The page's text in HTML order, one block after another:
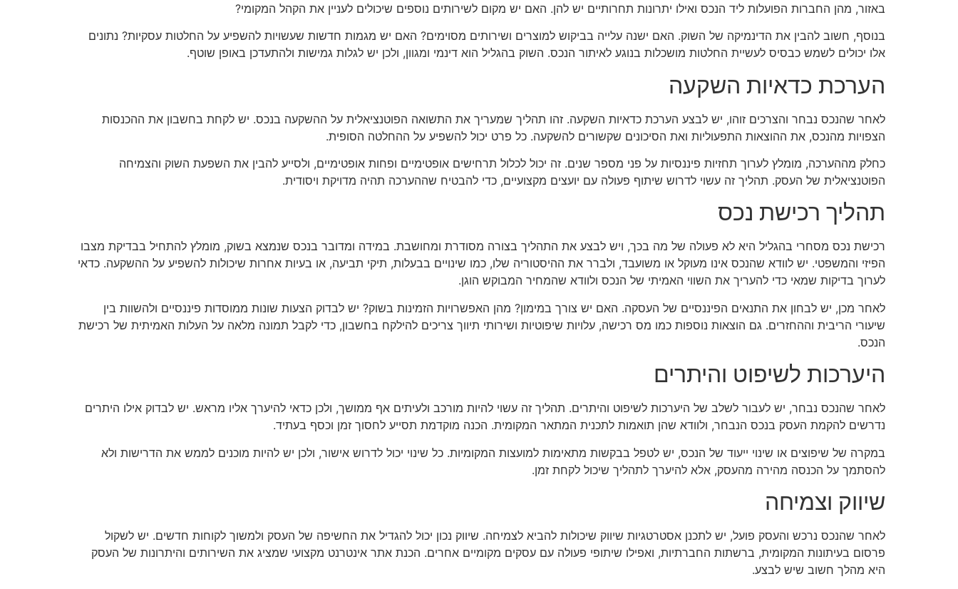
באזור, מהן החברות הפועלות ליד הנכס ואילו יתרונות תחרותיים יש להן. האם יש מקום לשירותים נוספים שיכולים לעניין את הקהל המקומי?
בנוסף, חשוב להבין את הדינמיקה של השוק. האם ישנה עלייה בביקוש למוצרים ושירותים מסוימים? האם יש מגמות חדשות שעשויות להשפיע על החלטות עסקיות? נתונים
אלו יכולים לשמש כבסיס לעשיית החלטות מושכלות בנוגע לאיתור הנכס. השוק בהגליל הוא דינמי ומגוון, ולכן יש לגלות גמישות ולהתעדכן באופן שוטף.
הערכת כדאיות השקעה
לאחר שהנכס נבחר והצרכים זוהו, יש לבצע הערכת כדאיות השקעה. זהו תהליך שמעריך את התשואה הפוטנציאלית על ההשקעה בנכס. יש לקחת בחשבון את ההכנסות
הצפויות מהנכס, את ההוצאות התפעוליות ואת הסיכונים שקשורים להשקעה. כל פרט יכול להשפיע על ההחלטה הסופית.
כחלק מההערכה, מומלץ לערוך תחזיות פיננסיות על פני מספר שנים. זה יכול לכלול תרחישים אופטימיים ופחות אופטימיים, ולסייע להבין את השפעת השוק והצמיחה
הפוטנציאלית של העסק. תהליך זה עשוי לדרוש שיתוף פעולה עם יועצים מקצועיים, כדי להבטיח שההערכה תהיה מדויקת ויסודית.
תהליך רכישת נכס
רכישת נכס מסחרי בהגליל היא לא פעולה של מה בכך, ויש לבצע את התהליך בצורה מסודרת ומחושבת. במידה ומדובר בנכס שנמצא בשוק, מומלץ להתחיל בבדיקת מצבו
הפיזי והמשפטי. יש לוודא שהנכס אינו מעוקל או משועבד, ולברר את ההיסטוריה שלו, כמו שינויים בבעלות, תיקי תביעה, או בעיות אחרות שיכולות להשפיע על ההשקעה. כדאי
לערוך בדיקות שמאי כדי להעריך את השווי האמיתי של הנכס ולוודא שהמחיר המבוקש הוגן.
לאחר מכן, יש לבחון את התנאים הפיננסיים של העסקה. האם יש צורך במימון? מהן האפשרויות הזמינות בשוק? יש לבדוק הצעות שונות ממוסדות פיננסיים ולהשוות בין
שיעורי הריבית וההחזרים. גם הוצאות נוספות כמו מס רכישה, עלויות שיפוטיות ושירותי תיווך צריכים להילקח בחשבון, כדי לקבל תמונה מלאה על העלות האמיתית של רכישת
הנכס.
היערכות לשיפוט והיתרים
לאחר שהנכס נבחר, יש לעבור לשלב של היערכות לשיפוט והיתרים. תהליך זה עשוי להיות מורכב ולעיתים אף ממושך, ולכן כדאי להיערך אליו מראש. יש לבדוק אילו היתרים
נדרשים להקמת העסק בנכס הנבחר, ולוודא שהן תואמות לתכנית המתאר המקומית. הכנה מוקדמת תסייע לחסוך זמן וכסף בעתיד.
במקרה של שיפוצים או שינוי ייעוד של הנכס, יש לטפל בבקשות מתאימות למועצות המקומיות. כל שינוי יכול לדרוש אישור, ולכן יש להיות מוכנים לממש את הדרישות ולא
להסתמך על הכנסה מהירה מהעסק, אלא להיערך לתהליך שיכול לקחת זמן.
שיווק וצמיחה
לאחר שהנכס נרכש והעסק פועל, יש לתכנן אסטרטגיות שיווק שיכולות להביא לצמיחה. שיווק נכון יכול להגדיל את החשיפה של העסק ולמשוך לקוחות חדשים. יש לשקול
פרסום בעיתונות המקומית, ברשתות החברתיות, ואפילו שיתופי פעולה עם עסקים מקומיים אחרים. הכנת אתר אינטרנט מקצועי שמציג את השירותים והיתרונות של העסק
היא מהלך חשוב שיש לבצע.